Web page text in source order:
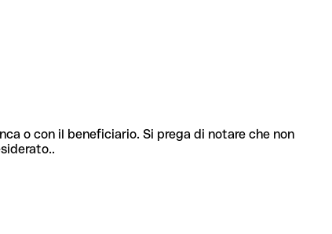
o con il beneficiario. Si prega di notare che non